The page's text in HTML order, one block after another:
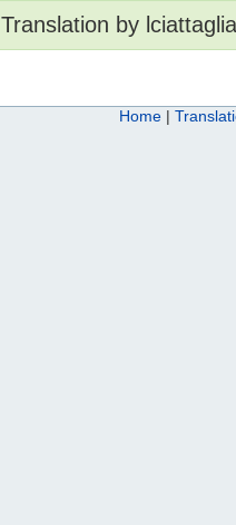
Translation by
Home |